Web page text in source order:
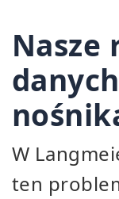
Nasze
W
ten